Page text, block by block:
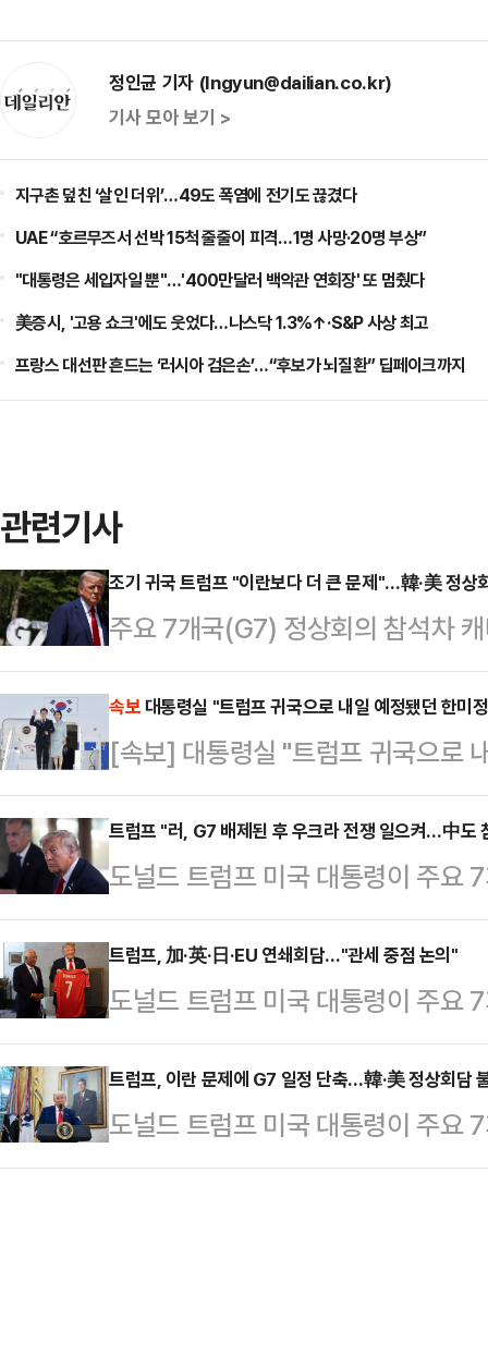
정인균 기자 (Ingyun@dailian.co.kr)
기사 모아 보기 >
지구촌 덮친 ‘살인 더위’…49도 폭염에 전기도 끊겼다
UAE “호르무즈서 선박 15척 줄줄이 피격…1명 사망·20명 부상”
"대통령은 세입자일 뿐"…'400만달러 백악관 연회장' 또 멈췄다
美증시, '고용 쇼크'에도 웃었다…나스닥 1.3%↑·S&P 사상 최고
프랑스 대선판 흔드는 ‘러시아 검은손’…“후보가 뇌질환” 딥페이크까지
관련기사
조기 귀국 트럼프 "이란보다 더 큰 문제"…韓·美 정상
주요 7개국(G7) 정상회의 참석차
령이 “큰일이 생겼다”며 조기 귀국
정상회담은 무산됐다.AFP통신에
16일(현지시간) 트럼프 대통령이
과 이란의 휴전을 고려하고 있다”
은 소셜미디어(SNS) 트루스소셜을
좋겠지만 마크롱 대통령의 발언은
아무것도 모른다. …
속보대통령실 "트럼프 귀국으로 내일 예정됐던 한미
[속보] 대통령실 "트럼프 귀국으로
트럼프 "러, G7 배제된 후 우크라 전쟁 일으켜…中도
도널드 트럼프 미국 대통령이 주요
국가들이 러시아를 G7에서 배제한
트럼프 대통령은 16일(현지시간)
캐내내스키스에서 의장국인 캐나
했던 러시아를 쫓아낸 것은 매우 큰
다면 우크라이나 전쟁을 일어나지
의의 전신인 G8 정상회의 참여국
크라이나 영토였던 …
트럼프, 加·英·日·EU 연쇄회담…"관세 중점 논의"
도널드 트럼프 미국 대통령이 주요
일본, 유럽연합(EU)과 연쇄 정상회
프 대통령은 16일(현지시간) G7 정
시 캐내내스키스에서 의장국인 캐
회담 직전 그는 취재진에게 “카니
트럼프, 이란 문제에 G7 일정 단축…韓·美 정상회담
도널드 트럼프 미국 대통령이 주요
기 귀국할 예정이다.AP통신에 따